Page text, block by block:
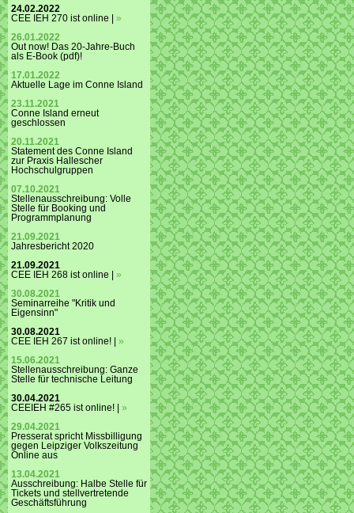
24.02.2022
CEE IEH 270 ist online | »
26.01.2022
Out now! Das 20-Jahre-Buch
als E-Book (pdf)!
17.01.2022
Aktuelle Lage im Conne Island
23.11.2021
Conne Island erneut
geschlossen
20.11.2021
Statement des Conne Island
zur Praxis Hallescher
Hochschulgruppen
07.10.2021
Stellenausschreibung: Volle
Stelle für Booking und
Programmplanung
21.09.2021
Jahresbericht 2020
21.09.2021
CEE IEH 268 ist online | »
30.08.2021
Seminarreihe "Kritik und
Eigensinn"
30.08.2021
CEE IEH 267 ist online! | »
15.06.2021
Stellenausschreibung: Ganze
Stelle für technische Leitung
30.04.2021
CEEIEH #265 ist online! | »
29.04.2021
Presserat spricht Missbilligung
gegen Leipziger Volkszeitung
Online aus
13.04.2021
Ausschreibung: Halbe Stelle für
Tickets und stellvertretende
Geschäftsführung